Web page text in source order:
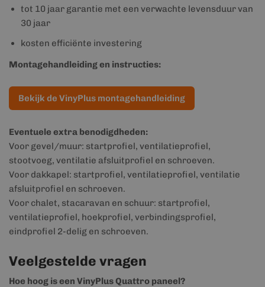
tot 10 jaar garantie met een verwachte levensduur van
30 jaar
kosten efficiënte investering
Montagehandleiding en instructies:
Bekijk de VinyPlus montagehandleiding
Eventuele extra benodigdheden:
Voor gevel/muur: startprofiel, ventilatieprofiel,
stootvoeg, ventilatie afsluitprofiel en schroeven.
Voor dakkapel: startprofiel, ventilatieprofiel, ventilatie
afsluitprofiel en schroeven.
Voor chalet, stacaravan en schuur: startprofiel,
ventilatieprofiel, hoekprofiel, verbindingsprofiel,
eindprofiel 2-delig en schroeven.
Veelgestelde vragen
Hoe hoog is een VinyPlus Quattro paneel?